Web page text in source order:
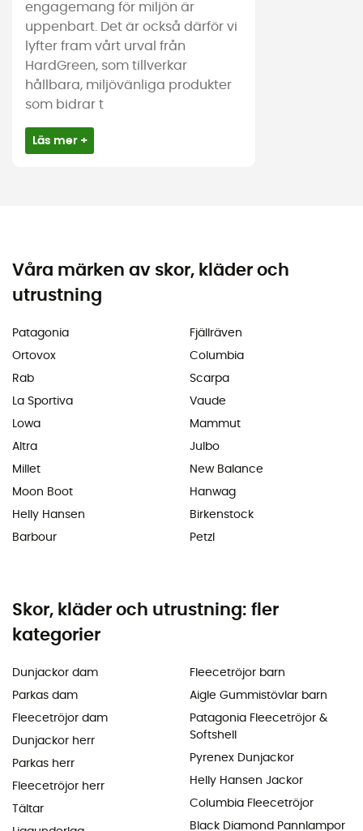
engagemang för miljön är
uppenbart. Det är också därför vi
lyfter fram vårt urval från
HardGreen, som tillverkar
hållbara, miljövänliga produkter
som bidrar t
Läs mer +
Våra märken av skor, kläder och
utrustning
Patagonia
Ortovox
Rab
La Sportiva
Lowa
Altra
Millet
Moon Boot
Helly Hansen
Barbour
Fjällräven
Columbia
Scarpa
Vaude
Mammut
Julbo
New Balance
Hanwag
Birkenstock
Petzl
Skor, kläder och utrustning: fler
kategorier
Dunjackor dam
Parkas dam
Fleecetröjor dam
Dunjackor herr
Parkas herr
Fleecetröjor herr
Tältar
Fleecetröjor barn
Aigle Gummistövlar barn
Patagonia Fleecetröjor &
Softshell
Pyrenex Dunjackor
Helly Hansen Jackor
Columbia Fleecetröjor
Black Diamond Pannlampor